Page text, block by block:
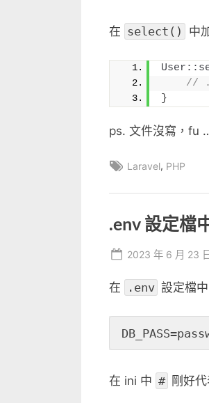
在 select() 中
//
}
ps. 文件沒寫，fu
Tags:
Laravel, PHP
.env 設定檔
Posted
2023 年 6 月 23 日
在 .env 設定檔
在 ini 中 # 剛好